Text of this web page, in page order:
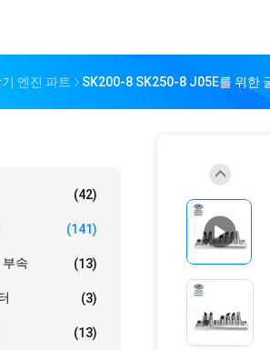
엔진 파트 SK200-8 SK250-8 J05E를 위한
(42)
(141)
부속 (13)
(3)
(13)